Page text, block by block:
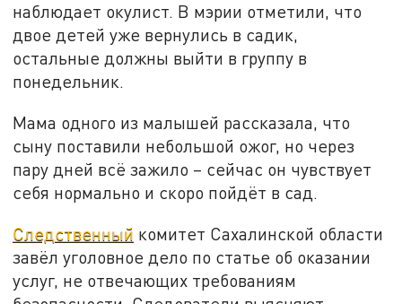
наблюдает окулист. В мэрии отметили, что
двое детей уже вернулись в садик,
остальные должны выйти в группу в
понедельник.
Мама одного из малышей рассказала, что
сыну поставили небольшой ожог, но через
пару дней всё зажило – сейчас он чувствует
себя нормально и скоро пойдёт в сад.
Следственный комитет Сахалинской области
завёл уголовное дело по статье об оказании
услуг, не отвечающих требованиям